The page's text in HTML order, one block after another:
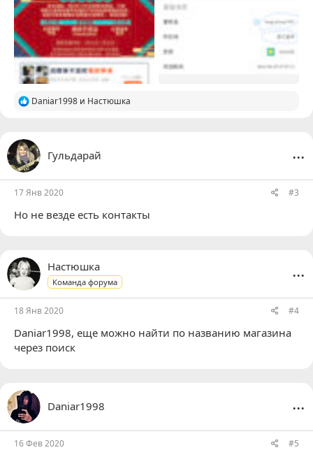
Р
ц
и
и
:
Daniar1998 и Настюшка
Гульдарай ...
17 Янв 2020 #3
Но не везде есть контакты
Настюшка
Команда форума
...
18 Янв 2020 #4
Daniar1998, еще можно найти по названию магазина
через поиск
Daniar1998 ...
16 Фев 2020 #5